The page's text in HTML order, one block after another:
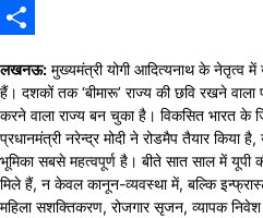
Copy
लखनऊ: मुख्यमंत्री योगी आदित्यनाथ के नेतृत्व
हैं। दशकों तक ‘बीमारू’ राज्य की छवि रखने
करने वाला राज्य बन चुका है। विकसित भारत के
प्रधानमंत्री नरेन्द्र मोदी ने रोडमैप तैयार किया
भूमिका सबसे महत्वपूर्ण है। बीते सात साल में यूपी
मिले हैं, न केवल कानून-व्यवस्था में, बल्कि
महिला सशक्तिकरण, रोजगार सृजन, व्यापक